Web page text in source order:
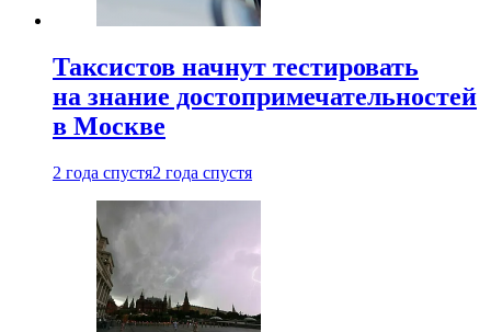
Таксистов начнут тестировать
на знание достопримечательностей
в Москве
2 года спустя2 года спустя